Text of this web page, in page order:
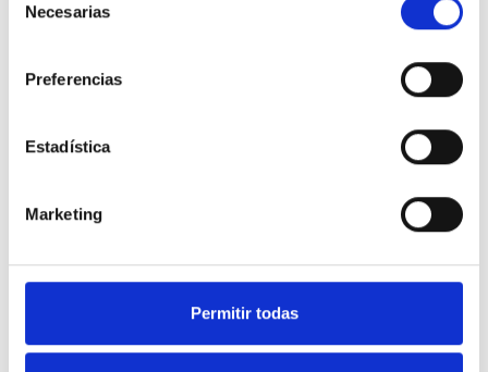
Necesarias
Preferencias
Estadística
Marketing
Permitir todas
Soluciones en equipamiento
de Hostelería y frío industrial.